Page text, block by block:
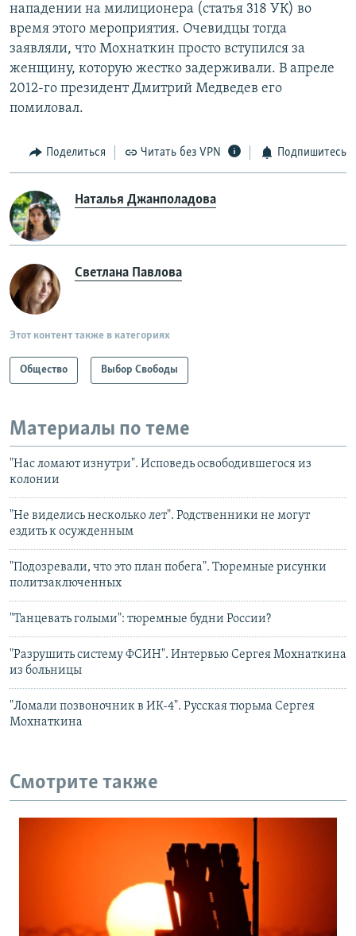
нападении на милиционера (статья 318 УК) во
время этого мероприятия. Очевидцы тогда
заявляли, что Мохнаткин просто вступился за
женщину, которую жестко задерживали. В апреле
2012-го президент Дмитрий Медведев его
помиловал.
Поделиться Читать без VPN Подпишитесь
Наталья Джанполадова
Светлана Павлова
Этот контент также в категориях
Общество Выбор Свободы
Материалы по теме
"Нас ломают изнутри". Исповедь освободившегося из
колонии
"Не виделись несколько лет". Родственники не могут
ездить к осужденным
"Подозревали, что это план побега". Тюремные рисунки
политзаключенных
"Танцевать голыми": тюремные будни России?
"Разрушить систему ФСИН". Интервью Сергея Мохнаткина
из больницы
"Ломали позвоночник в ИК-4". Русская тюрьма Сергея
Мохнаткина
Смотрите также